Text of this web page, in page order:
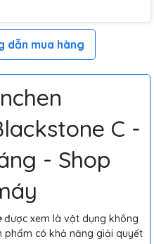
dẫn mua hàng
C -
- Shop
được xem là vật dụng không
phẩm có khả năng giải quyết